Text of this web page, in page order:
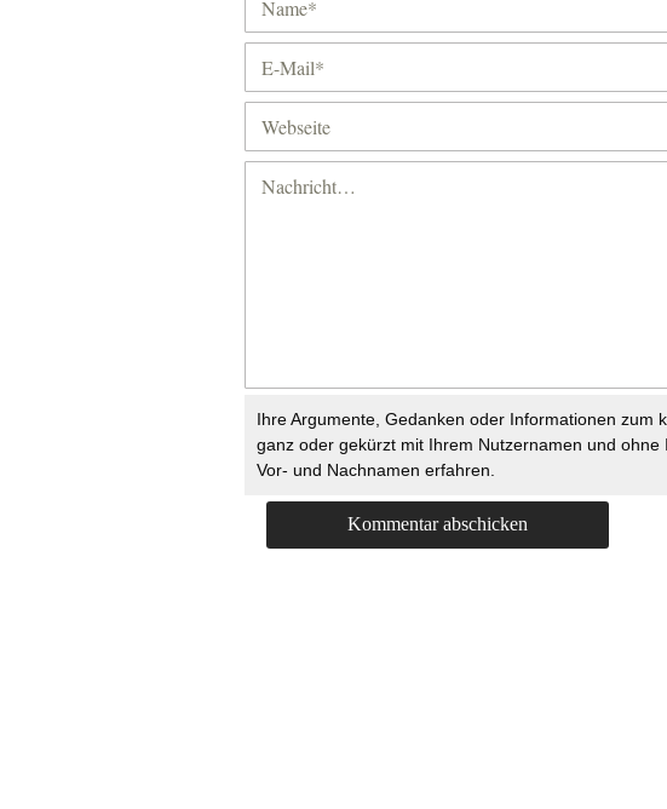
Ihre Argumente, Gedanken oder Informationen zum
ganz oder gekürzt mit Ihrem Nutzernamen und
Vor- und Nachnamen erfahren.